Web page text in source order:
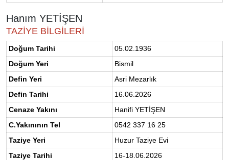
Hanım YETİŞEN
TAZİYE BİLGİLERİ
Doğum Tarihi
05.02.1936
Doğum Yeri
Bismil
Defin Yeri
Asri Mezarlık
Defin Tarihi
16.06.2026
Cenaze Yakını
Hanifi YETİŞEN
C.Yakınının Tel
0542 337 16 25
Taziye Yeri
Huzur Taziye Evi
Taziye Tarihi
16-18.06.2026